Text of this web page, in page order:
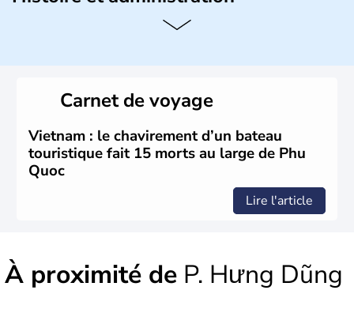
Pays d'Asie du Sud-Est situé sur l'est de la péninsule
nom récent de l'ancienne Saïgon.
Carnet de voyage
Vietnam : le chavirement d’un bateau
touristique fait 15 morts au large de Phu
Quoc
Lire l'article
À proximité de P. Hưng Dũng